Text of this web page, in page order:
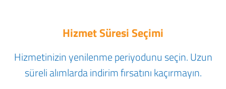
Hizmet Süresi Seçimi
Hizmetinizin yenilenme periyodunu seçin. Uzun
süreli alımlarda indirim fırsatını kaçırmayın.